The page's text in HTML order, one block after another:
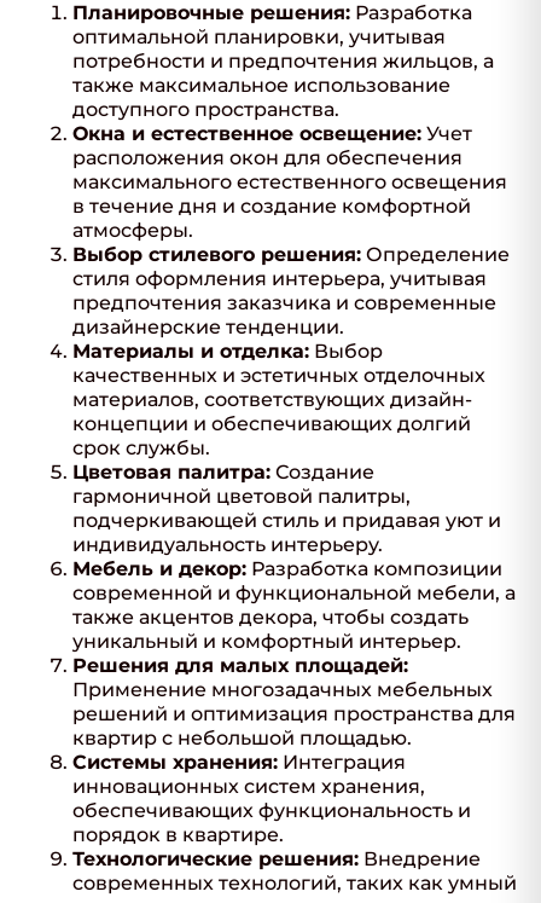
Планировочные решения: Разработка
оптимальной планировки, учитывая
потребности и предпочтения жильцов, а
также максимальное использование
доступного пространства.
Окна и естественное освещение: Учет
расположения окон для обеспечения
максимального естественного освещения
в течение дня и создание комфортной
атмосферы.
Выбор стилевого решения: Определение
стиля оформления интерьера, учитывая
предпочтения заказчика и современные
дизайнерские тенденции.
Материалы и отделка: Выбор
качественных и эстетичных отделочных
материалов, соответствующих дизайн-
концепции и обеспечивающих долгий
срок службы.
Цветовая палитра: Создание
гармоничной цветовой палитры,
подчеркивающей стиль и придавая уют и
индивидуальность интерьеру.
Мебель и декор: Разработка композиции
современной и функциональной мебели, а
также акцентов декора, чтобы создать
уникальный и комфортный интерьер.
Решения для малых площадей:
Применение многозадачных мебельных
решений и оптимизация пространства для
квартир с небольшой площадью.
Системы хранения: Интеграция
инновационных систем хранения,
обеспечивающих функциональность и
порядок в квартире.
Технологические решения: Внедрение
современных технологий, таких как умный